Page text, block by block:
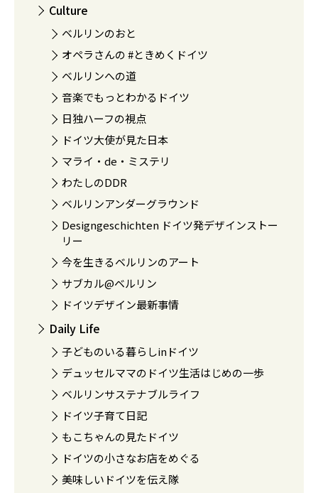
Culture
ベルリンのおと
オペラさんの #ときめくドイツ
ベルリンへの道
音楽でもっとわかるドイツ
日独ハーフの視点
ドイツ大使が見た日本
マライ・de・ミステリ
わたしのDDR
ベルリンアンダーグラウンド
Designgeschichten ドイツ発デザインストー
リー
今を生きるベルリンのアート
サブカル@ベルリン
ドイツデザイン最新事情
Daily Life
子どものいる暮らしinドイツ
デュッセルママのドイツ生活はじめの一歩
ベルリンサステナブルライフ
ドイツ子育て日記
もこちゃんの見たドイツ
ドイツの小さなお店をめぐる
美味しいドイツを伝え隊